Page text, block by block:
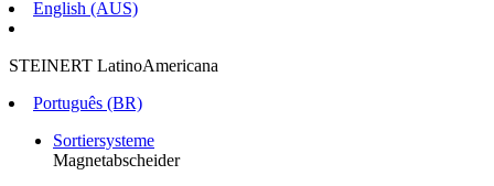
English (AUS)
STEINERT LatinoAmericana
Português (BR)
Sortiersysteme
Magnetabscheider